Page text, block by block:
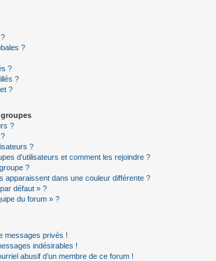
?
?
?
?
groupes
?
?
d’utilisateurs et comment les rejoindre ?
?
apparaissent dans une couleur différente ?
défaut » ?
du forum » ?
messages privés !
indésirables !
abusif d’un membre de ce forum !